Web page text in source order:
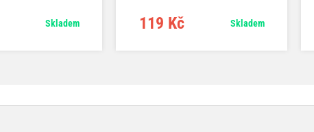
Skladem 119 Kč Skladem